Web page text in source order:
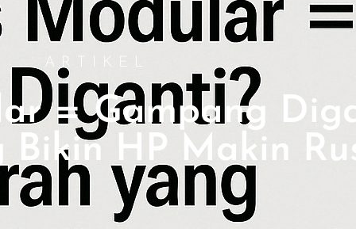
ARTIKEL
= Gampang
HP Makin